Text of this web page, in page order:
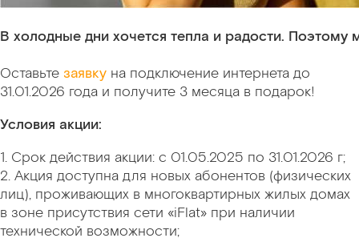
В холодные дни хочется тепла и радости. Поэтому
Оставьте заявку на подключение интернета до
31.01.2026 года и получите 3 месяца в подарок!
Условия акции:
1. Срок действия акции: с 01.05.2025 по 31.01.2026 г;
2. Акция доступна для новых абонентов (физических
лиц), проживающих в многоквартирных жилых домах
в зоне присутствия сети «iFlat» при наличии
технической возможности;